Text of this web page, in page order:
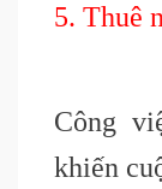
5. Thuê
Công
khiến